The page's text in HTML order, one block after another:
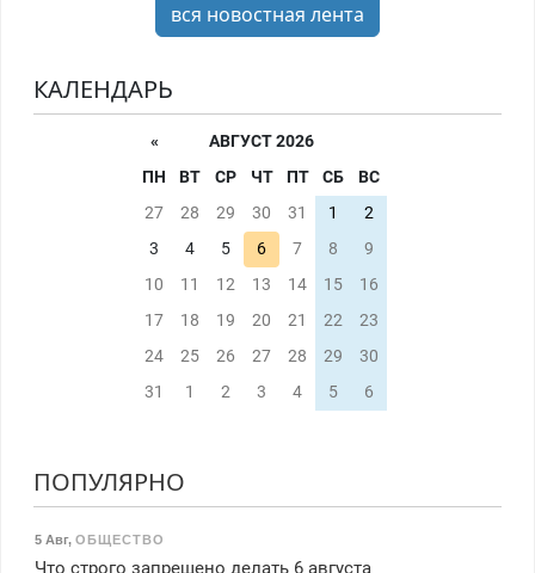
вся новостная лента
КАЛЕНДАРЬ
«
АВГУСТ 2026
ПН
ВТ СР ЧТ ПТ СБ
ВС
27
28 29 30 31 1
2
3
4 5 6 7 8
9
10
11 12 13 14 15
16
17
18 19 20 21 22
23
24
25 26 27 28 29
30
31
1 2 3 4 5 6
ПОПУЛЯРНО
5 Авг, ОБЩЕСТВО
Что строго запрещено делать 6 августа